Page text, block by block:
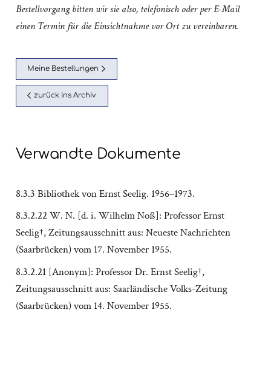
Bestellvorgang bitten wir sie also, telefonisch oder per E-Mail
einen Termin für die Einsichtnahme vor Ort zu vereinbaren.
Meine Bestellungen
zurück ins Archiv
Verwandte Dokumente
8.3.3 Bibliothek von Ernst Seelig. 1956–1973.
8.3.2.22 W. N. [d. i. Wilhelm Noß]: Professor Ernst
Seelig†, Zeitungsausschnitt aus: Neueste Nachrichten
(Saarbrücken) vom 17. November 1955.
8.3.2.21 [Anonym]: Professor Dr. Ernst Seelig†,
Zeitungsausschnitt aus: Saarländische Volks-Zeitung
(Saarbrücken) vom 14. November 1955.